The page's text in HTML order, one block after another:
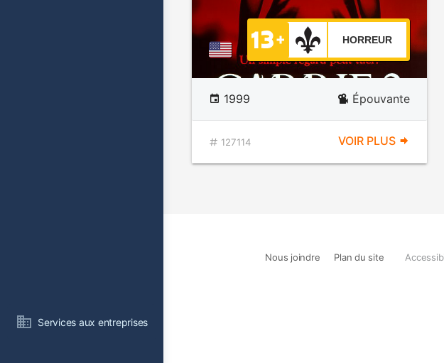
Services aux entreprises
HORREUR
1999 Épouvante
127114 VOIR PLUS
Nous joindre Plan du site